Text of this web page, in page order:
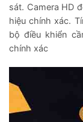
sát. Camera HD
hiệu chính xác.
bộ điều khiển
chính xác